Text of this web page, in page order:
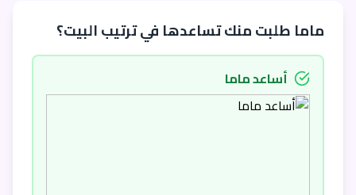
ماما طلبت منك تساعدها في ترتيب البيت؟
أساعد ماما